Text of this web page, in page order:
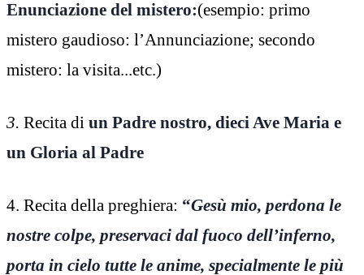
Enunciazione del mistero:(esempio: primo
mistero gaudioso: l’Annunciazione; secondo
mistero: la visita...etc.)
3. Recita di un Padre nostro, dieci Ave Maria e
un Gloria al Padre
4. Recita della preghiera: “Gesù mio, perdona le
nostre colpe, preservaci dal fuoco dell’inferno,
porta in cielo tutte le anime, specialmente le più